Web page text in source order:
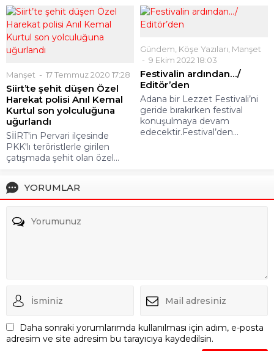
Manşet 17 Temmuz 2020 17:28
Siirt’te şehit düşen Özel
Harekat polisi Anıl Kemal
Kurtul son yolculuğuna
uğurlandı
SİİRT'in Pervari ilçesinde
PKK'lı teröristlerle girilen
çatışmada şehit olan özel...
Gündem Köşe Yazıları Manşet
9 Ekim 2022 18:03
Festivalin ardından…/
Editör’den
Adana bir Lezzet Festivali’ni
geride bırakırken festival
konuşulmaya devam
edecektir.Festival’den...
YORUMLAR
Daha sonraki yorumlarımda kullanılması için adım, e-posta
adresim ve site adresim bu tarayıcıya kaydedilsin.